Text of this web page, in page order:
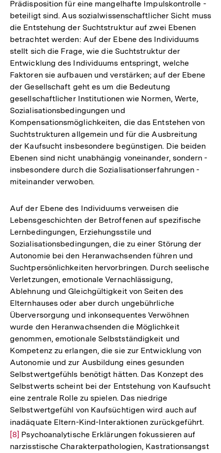
Prädisposition für eine mangelhafte Impulskontrolle -
beteiligt sind. Aus sozialwissenschaftlicher Sicht muss
die Entstehung der Suchtstruktur auf zwei Ebenen
betrachtet werden: Auf der Ebene des Individuums
stellt sich die Frage, wie die Suchtstruktur der
Entwicklung des Individuums entspringt, welche
Faktoren sie aufbauen und verstärken; auf der Ebene
der Gesellschaft geht es um die Bedeutung
gesellschaftlicher Institutionen wie Normen, Werte,
Sozialisationsbedingungen und
Kompensationsmöglichkeiten, die das Entstehen von
Suchtstrukturen allgemein und für die Ausbreitung
der Kaufsucht insbesondere begünstigen. Die beiden
Ebenen sind nicht unabhängig voneinander, sondern -
insbesondere durch die Sozialisationserfahrungen -
miteinander verwoben.
Auf der Ebene des Individuums verweisen die
Lebensgeschichten der Betroffenen auf spezifische
Lernbedingungen, Erziehungsstile und
Sozialisationsbedingungen, die zu einer Störung der
Autonomie bei den Heranwachsenden führen und
Suchtpersönlichkeiten hervorbringen. Durch seelische
Verletzungen, emotionale Vernachlässigung,
Ablehnung und Gleichgültigkeit von Seiten des
Elternhauses oder aber durch ungebührliche
Überversorgung und inkonsequentes Verwöhnen
wurde den Heranwachsenden die Möglichkeit
genommen, emotionale Selbstständigkeit und
Kompetenz zu erlangen, die sie zur Entwicklung von
Autonomie und zur Ausbildung eines gesunden
Selbstwertgefühls benötigt hätten. Das Konzept des
Selbstwerts scheint bei der Entstehung von Kaufsucht
eine zentrale Rolle zu spielen. Das niedrige
Selbstwertgefühl von Kaufsüchtigen wird auch auf
inadäquate Eltern-Kind-Interaktionen zurückgeführt.
der
[8] Psychoanalytische Erklärungen fokussieren auf
narzisstische Charakterpathologien, Kastrationsangst